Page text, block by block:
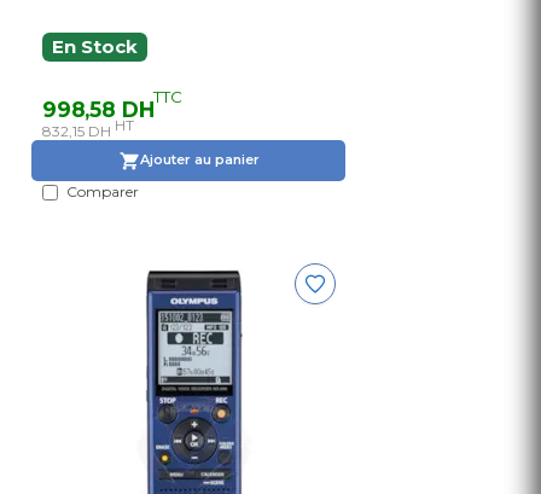
En Stock
998,58 DHTTC
832,15 DH HT
Ajouter au panier
Comparer